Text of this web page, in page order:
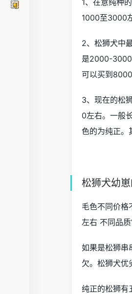
1、在意纯种
1000至3000
2、松狮犬中
是2000-3000
可以买到
3、现在的松
0左右。一般
色的为纯正。
松狮犬幼
毛色不同价
左右 不同品
如果是松狮串
欠。松狮犬优
纯正的松狮有